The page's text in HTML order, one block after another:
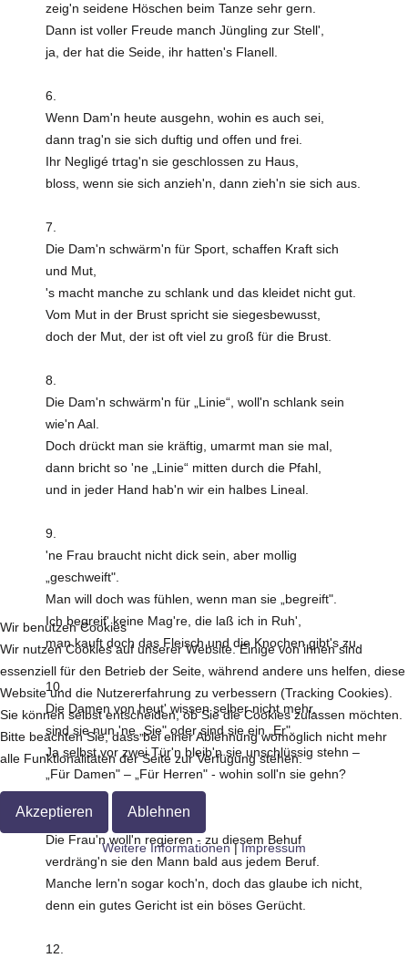
zeig'n seidene Höschen beim Tanze sehr gern.
Dann ist voller Freude manch Jüngling zur Stell',
ja, der hat die Seide, ihr hatten's Flanell.
6.
Wenn Dam'n heute ausgehn, wohin es auch sei,
dann trag'n sie sich duftig und offen und frei.
Ihr Negligé trtag'n sie geschlossen zu Haus,
bloss, wenn sie sich anzieh'n, dann zieh'n sie sich aus.
7.
Die Dam'n schwärm'n für Sport, schaffen Kraft sich
und Mut,
's macht manche zu schlank und das kleidet nicht gut.
Vom Mut in der Brust spricht sie siegesbewusst,
doch der Mut, der ist oft viel zu groß für die Brust.
8.
Die Dam'n schwärm'n für „Linie“, woll'n schlank sein
wie'n Aal.
Doch drückt man sie kräftig, umarmt man sie mal,
dann bricht so 'ne „Linie“ mitten durch die Pfahl,
und in jeder Hand hab'n wir ein halbes Lineal.
9.
'ne Frau braucht nicht dick sein, aber mollig
„geschweift".
Man will doch was fühlen, wenn man sie „begreift".
Ich begreif' keine Mag're, die laß ich in Ruh',
man kauft doch das Fleisch und die Knochen gibt's zu.
10.
Die Damen von heut' wissen selber nicht mehr,
sind sie nun 'ne „Sie" oder sind sie ein „Er".
Ja selbst vor zwei Tür'n bleib'n sie unschlüssig stehn –
„Für Damen" – „Für Herren" - wohin soll'n sie gehn?
11.
Die Frau'n woll'n regieren - zu diesem Behuf
verdräng'n sie den Mann bald aus jedem Beruf.
Manche lern'n sogar koch'n, doch das glaube ich nicht,
denn ein gutes Gericht ist ein böses Gerücht.
12.
Wir benutzen Cookies
Wir nutzen Cookies auf unserer Website. Einige von ihnen sind
essenziell für den Betrieb der Seite, während andere uns helfen, diese
Website und die Nutzererfahrung zu verbessern (Tracking Cookies).
Sie können selbst entscheiden, ob Sie die Cookies zulassen möchten.
Bitte beachten Sie, dass bei einer Ablehnung womöglich nicht mehr
alle Funktionalitäten der Seite zur Verfügung stehen.
Akzeptieren Ablehnen
Weitere Informationen|Impressum